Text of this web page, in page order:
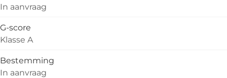
In aanvraag
G-score
Klasse A
Bestemming
In aanvraag